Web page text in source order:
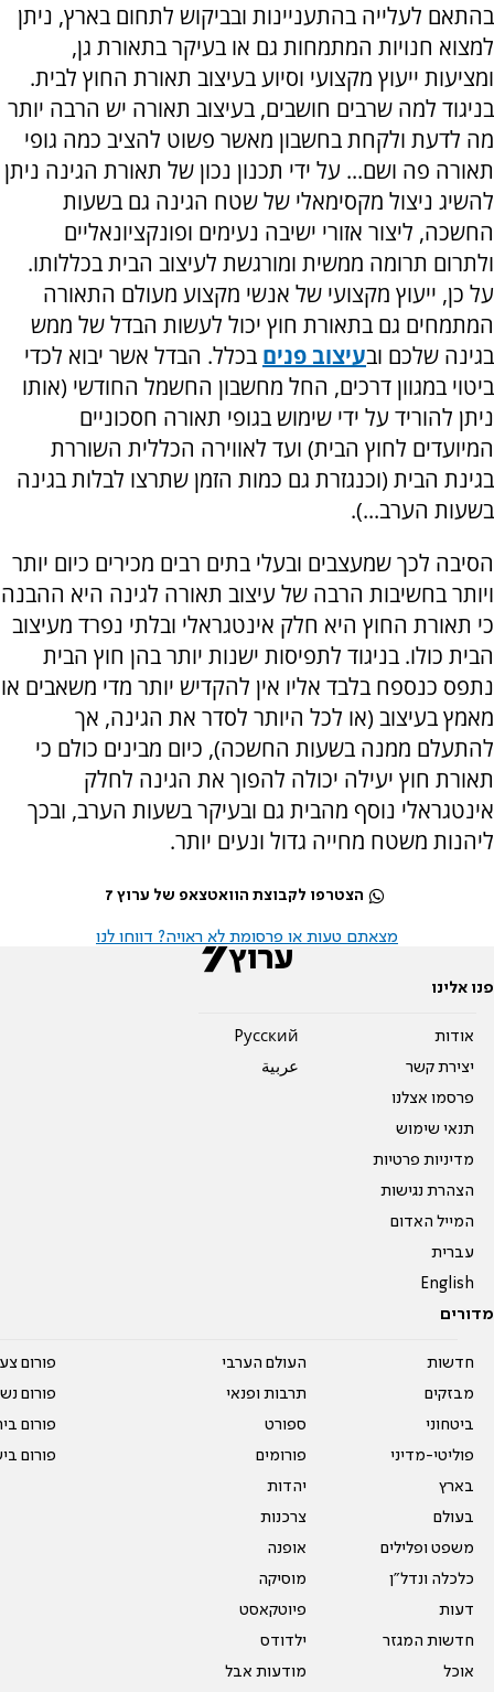
בהתאם לעלייה בהתעניינות ובביקוש לתחום בארץ, ניתן
למצוא חנויות המתמחות גם או בעיקר בתאורת גן,
ומציעות ייעוץ מקצועי וסיוע בעיצוב תאורת החוץ לבית.
בניגוד למה שרבים חושבים, בעיצוב תאורה יש הרבה יותר
מה לדעת ולקחת בחשבון מאשר פשוט להציב כמה גופי
תאורה פה ושם... על ידי תכנון נכון של תאורת הגינה ניתן
להשיג ניצול מקסימאלי של שטח הגינה גם בשעות
החשכה, ליצור אזורי ישיבה נעימים ופונקציונאליים
ולתרום תרומה ממשית ומורגשת לעיצוב הבית בכללותו.
על כן, ייעוץ מקצועי של אנשי מקצוע מעולם התאורה
המתמחים גם בתאורת חוץ יכול לעשות הבדל של ממש
בגינה שלכם ובעיצוב פנים בכלל. הבדל אשר יבוא לכדי
ביטוי במגוון דרכים, החל מחשבון החשמל החודשי (אותו
ניתן להוריד על ידי שימוש בגופי תאורה חסכוניים
המיועדים לחוץ הבית) ועד לאווירה הכללית השוררת
בגינת הבית (וכנגזרת גם כמות הזמן שתרצו לבלות בגינה
בשעות הערב...).
הסיבה לכך שמעצבים ובעלי בתים רבים מכירים כיום יותר
ויותר בחשיבות הרבה של עיצוב תאורה לגינה היא ההבנה
כי תאורת החוץ היא חלק אינטגראלי ובלתי נפרד מעיצוב
הבית כולו. בניגוד לתפיסות ישנות יותר בהן חוץ הבית
נתפס כנספח בלבד אליו אין להקדיש יותר מדי משאבים או
מאמץ בעיצוב (או לכל היותר לסדר את הגינה, אך
להתעלם ממנה בשעות החשכה), כיום מבינים כולם כי
תאורת חוץ יעילה יכולה להפוך את הגינה לחלק
אינטגראלי נוסף מהבית גם ובעיקר בשעות הערב, ובכך
ליהנות משטח מחייה גדול ונעים יותר.
הצטרפו לקבוצת הוואטצאפ של ערוץ 7
מצאתם טעות או פרסומת לא ראויה? דווחו לנו
פנו אלינו
אודות
יצירת קשר
פרסמו אצלנו
תנאי שימוש
מדיניות פרטיות
הצהרת נגישות
המייל האדום
עברית
English
Pусский
عربية
מדורים
חדשות
מבזקים
ביטחוני
פוליטי-מדיני
בארץ
בעולם
משפט ופלילים
כלכלה ונדל"ן
דעות
חדשות המגזר
אוכל
העולם הערבי
תרבות ופנאי
ספורט
פורומים
יהדות
צרכנות
אופנה
מוסיקה
פיוטקאסט
ילדודס
מודעות אבל
פורום
פורום
פורום
פורום